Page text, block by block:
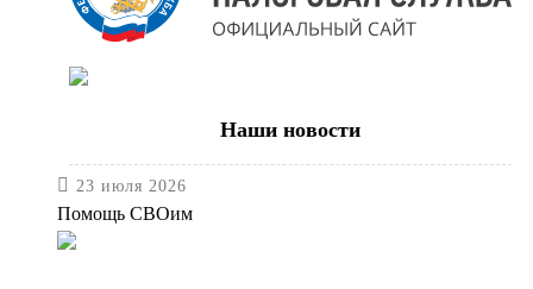
Наши новости
 23 июля 2026
Помощь СВОим